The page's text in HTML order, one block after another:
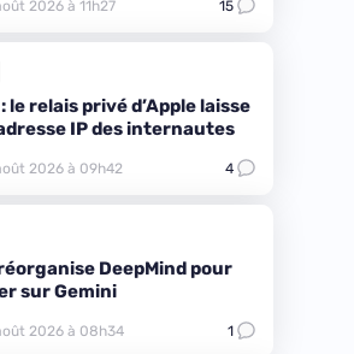
2026 à 11h27 15
le relais privé d’Apple laisse
IP des internautes
2026 à 09h42 4
DeepMind pour
sur Gemini
2026 à 08h34 1